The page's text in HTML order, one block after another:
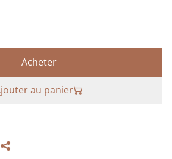
Acheter
au panier